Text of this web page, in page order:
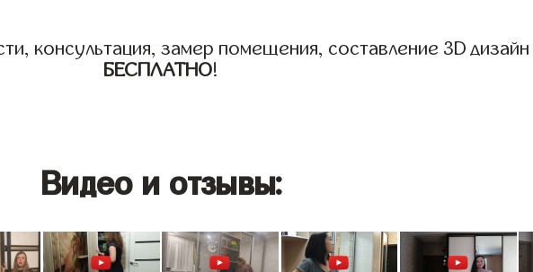
консультация, замер помещения, составление 3D дизайн
БЕСПЛАТНО!
Видео и отзывы: